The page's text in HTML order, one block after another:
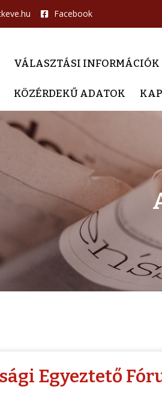
Facebook
VÁLASZTÁSI INFORMÁCIÓK
KÖZÉRDEKŰ ADATOK
Egyeztető